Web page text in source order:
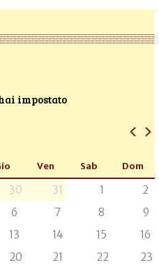
impostato
Ven Sab Dom
30 31 1
2
6 7 8
9
13 14 15
16
20 21 22
23